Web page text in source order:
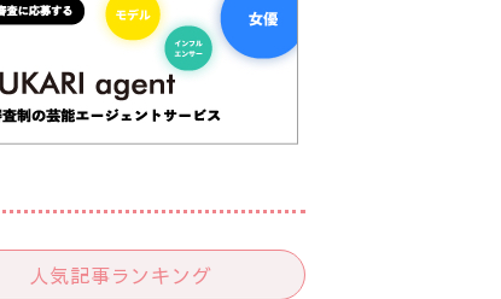
人気記事ランキング